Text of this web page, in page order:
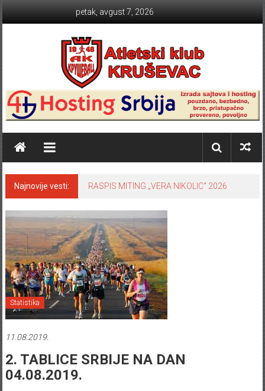
petak, avgust 7, 2026
Atletski klub KRUŠEVAC
Najnovije vesti: RASPIS MITING „VERA NIKOLIC“ 2026
Statistika
11.08.2019.
2. TABLICE SRBIJE NA DAN
04.08.2019.